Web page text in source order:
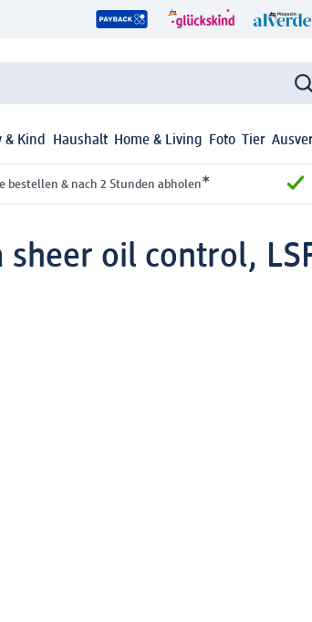
& Kind Haushalt Home & Living Foto Tier
bestellen & nach 2 Stunden abholen*
oil control,